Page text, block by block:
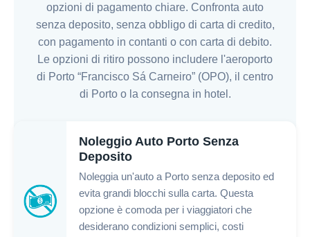
opzioni di pagamento chiare. Confronta auto
senza deposito, senza obbligo di carta di credito,
con pagamento in contanti o con carta di debito.
Le opzioni di ritiro possono includere l'aeroporto
di Porto “Francisco Sá Carneiro” (OPO), il centro
di Porto o la consegna in hotel.
Noleggio Auto Porto Senza
Deposito
Noleggia un'auto a Porto senza deposito ed
evita grandi blocchi sulla carta. Questa
opzione è comoda per i viaggiatori che
desiderano condizioni semplici, costi